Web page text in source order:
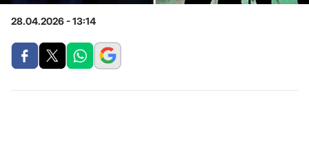
28.04.2026 - 13:14